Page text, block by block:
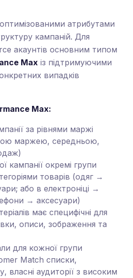
атрибутами
кампаній. Для
акаунтів основним типом
Max із підтримуючими
випадків
Max:
за рівнями маржі
маржею, середньою,
кампанії окремі групи
товарів (одяг →
або в електроніці →
→ аксесуари)
має специфічні для
описи, зображення та
для кожної групи
Match списки,
власні аудиторії з високим